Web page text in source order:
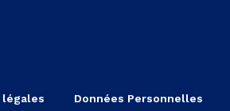
Données Personnelles